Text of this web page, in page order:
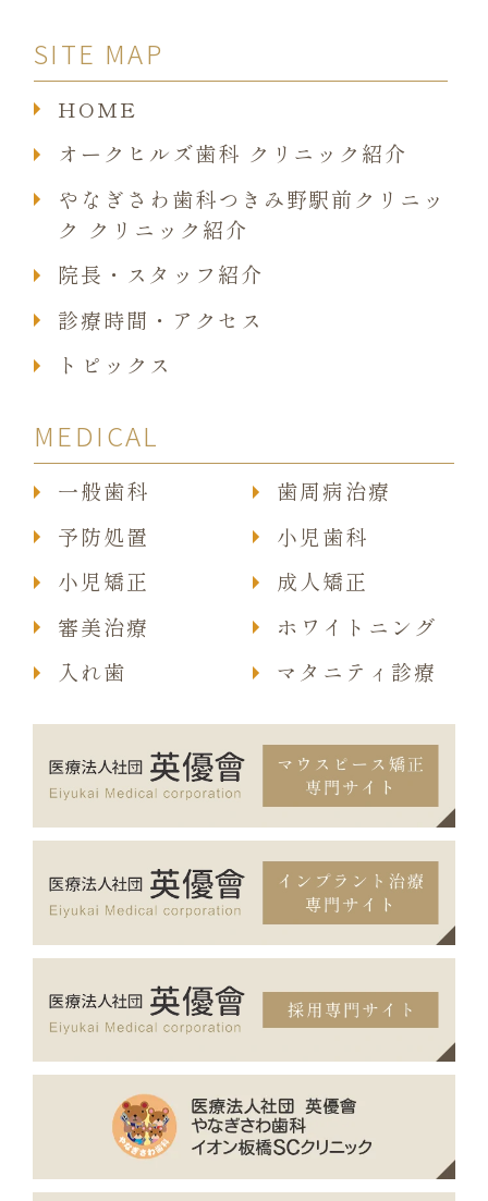
SITE MAP
HOME
オークヒルズ歯科 クリニック紹介
やなぎさわ歯科つきみ野駅前クリニッ
ク クリニック紹介
院長・スタッフ紹介
診療時間・アクセス
トピックス
MEDICAL
一般歯科
成人矯正
歯周病治療
審美治療
予防処置
ホワイトニング
小児歯科
入れ歯
小児矯正
マタニティ診療